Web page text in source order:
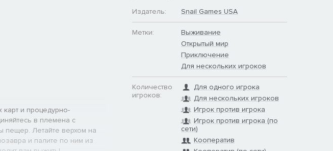
и процедурно-
в племена с
пещер. Летайте верхом на
и палите по ним из
Издатель:
Snail Games USA
Метки:
Выживание
Открытый мир
Приключение
Для нескольких игроков
Количество
игроков:
Для одного игрока
Для нескольких игроков
Игрок против игрока
Игрок против игрока (по
сети)
Кооператив